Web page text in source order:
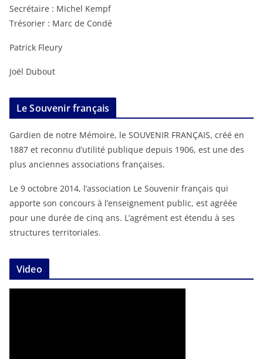
Secrétaire : Michel Kempf
Trésorier : Marc de Condé
Patrick Fleury
Joël Dubout
Le Souvenir français
Gardien de notre Mémoire, le SOUVENIR FRANÇAIS, créé en
1887 et reconnu d’utilité publique depuis 1906, est une des
plus anciennes associations françaises.
Le 9 octobre 2014, l’association Le Souvenir français qui
apporte son concours à l’enseignement public, est agréée
pour une durée de cinq ans. L’agrément est étendu à ses
structures territoriales.
Video